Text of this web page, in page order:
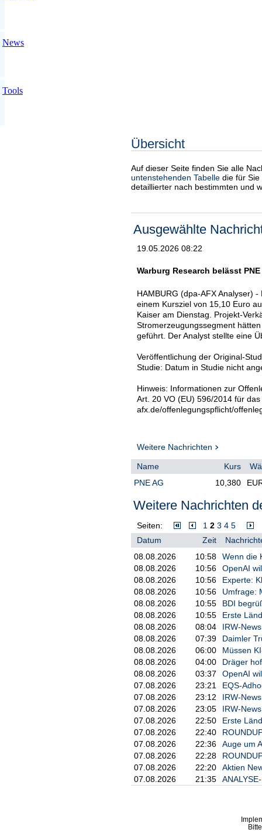
News
Tools
Übersicht
Auf dieser Seite finden Sie alle
untenstehenden Tabelle die für
detaillierter nach bestimmten und
Ausgewählte
19.05.2026 08:22
Warburg Research belässt
HAMBURG (dpa-AFX Analyser)
einem Kursziel von 15,10 Euro
Kaiser am Dienstag. Projekt-
Stromerzeugungssegment
geführt. Der Analyst stellte eine
Veröffentlichung der Original-
Studie: Datum in Studie nicht
Hinweis: Informationen zur
Art. 20 VO (EU) 596/2014 für
afx.de/offenlegungspflicht/
Weitere Nachrichten
Name Kurs
PNE AG
10,380
Weitere Nachrichten
Seiten: 1 2 3 4 5
Datum
Zeit
08.08.2026
10:58
Wenn die
08.08.2026
10:56
OpenAI
08.08.2026
10:56
Experte:
08.08.2026
10:56
Umfrage:
08.08.2026
10:55
BDI
08.08.2026
10:55
Erste
08.08.2026
08:04
IRW-
08.08.2026
07:39
Daimler
08.08.2026
06:00
Müssen
08.08.2026
04:00
Dräger
08.08.2026
03:37
OpenAI
07.08.2026
23:21
EQS-
07.08.2026
23:12
IRW-
07.08.2026
23:05
IRW-
07.08.2026
22:50
Erste
07.08.2026
22:40
07.08.2026
22:36
Auge um
07.08.2026
22:28
07.08.2026
22:20
Aktien
07.08.2026
21:35